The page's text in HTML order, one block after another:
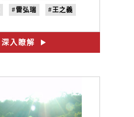
#雷弘瑞 #王之義
深入瞭解